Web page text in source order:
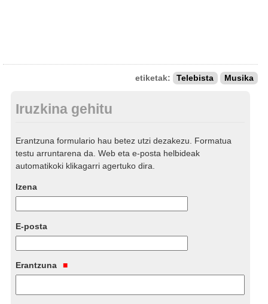
etiketak: Telebista Musika
Iruzkina gehitu
Erantzuna formulario hau betez utzi dezakezu. Formatua
testu arruntarena da. Web eta e-posta helbideak
automatikoki klikagarri agertuko dira.
Izena
E-posta
Erantzuna